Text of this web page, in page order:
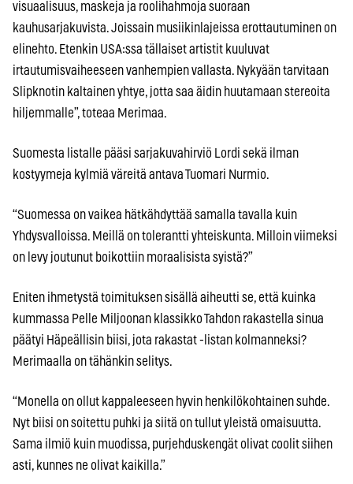
visuaalisuus, maskeja ja roolihahmoja suoraan
kauhusarjakuvista. Joissain musiikinlajeissa erottautuminen on
elinehto. Etenkin USA:ssa tällaiset artistit kuuluvat
irtautumisvaiheeseen vanhempien vallasta. Nykyään tarvitaan
Slipknotin kaltainen yhtye, jotta saa äidin huutamaan stereoita
hiljemmalle”, toteaa Merimaa.
Suomesta listalle pääsi sarjakuvahirviö Lordi sekä ilman
kostyymeja kylmiä väreitä antava Tuomari Nurmio.
“Suomessa on vaikea hätkähdyttää samalla tavalla kuin
Yhdysvalloissa. Meillä on tolerantti yhteiskunta. Milloin viimeksi
on levy joutunut boikottiin moraalisista syistä?”
Eniten ihmetystä toimituksen sisällä aiheutti se, että kuinka
kummassa Pelle Miljoonan klassikko Tahdon rakastella sinua
päätyi Häpeällisin biisi, jota rakastat -listan kolmanneksi?
Merimaalla on tähänkin selitys.
“Monella on ollut kappaleeseen hyvin henkilökohtainen suhde.
Nyt biisi on soitettu puhki ja siitä on tullut yleistä omaisuutta.
Sama ilmiö kuin muodissa, purjehduskengät olivat coolit siihen
asti, kunnes ne olivat kaikilla.”